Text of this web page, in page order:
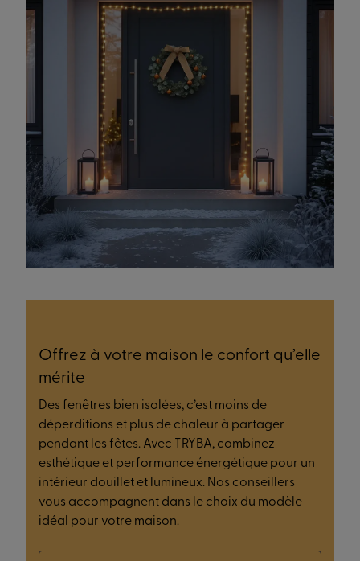
Offrez à votre maison le confort qu’elle
mérite
Des fenêtres bien isolées, c’est moins de
déperditions et plus de chaleur à partager
pendant les fêtes. Avec TRYBA, combinez
esthétique et performance énergétique pour un
intérieur douillet et lumineux. Nos conseillers
vous accompagnent dans le choix du modèle
idéal pour votre maison.